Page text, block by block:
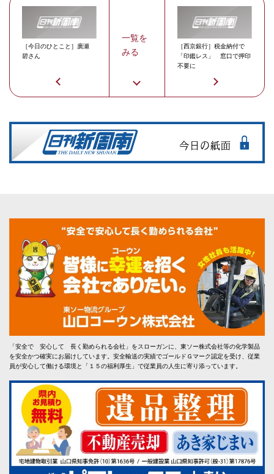
［今日のひとこと］廣瀬
碧さん
一覧を
みる
［西京銀行］税金納付で
「印鑑レス」 窓口で押印
不要に
「安全で 安心して 長く勤められる会社」をスローガンに、東ソー株式会社等の化学製品
を安全かつ確実にお届けしています。安全輸送の実績でゴールドＧマーク認定を受け、従業
員が安心して働ける環境と「１５の福利厚生」で従業員の人生に寄り添っています。